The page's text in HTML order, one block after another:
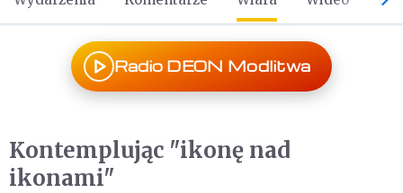
Radio DEON Modlitwa
Kontemplując "ikonę nad
ikonami"